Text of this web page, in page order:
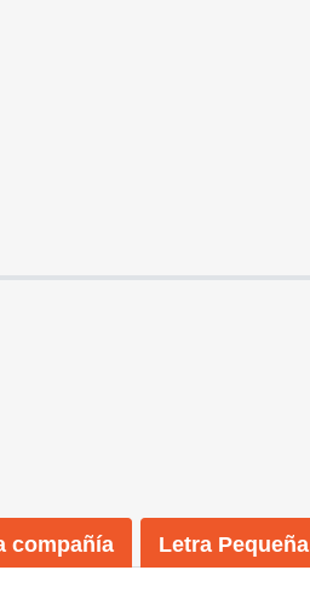
compañía Letra Pequeña